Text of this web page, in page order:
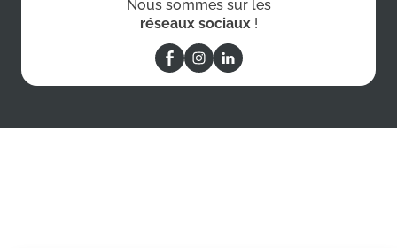
Nous sommes sur les
réseaux sociaux !